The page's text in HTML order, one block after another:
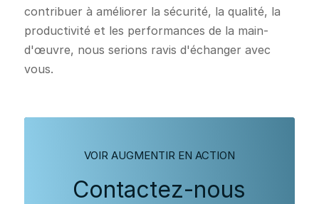
contribuer à améliorer la sécurité, la qualité, la
productivité et les performances de la main-
d'œuvre, nous serions ravis d'échanger avec
vous.
VOIR AUGMENTIR EN ACTION
Contactez-nous